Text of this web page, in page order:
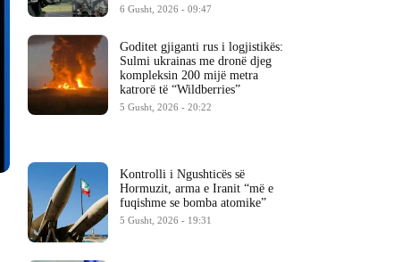
6 Gusht, 2026 - 09:47
Goditet gjiganti rus i logjistikës:
Sulmi ukrainas me dronë djeg
kompleksin 200 mijë metra
katrorë të “Wildberries”
5 Gusht, 2026 - 20:22
Kontrolli i Ngushticës së
Hormuzit, arma e Iranit “më e
fuqishme se bomba atomike”
5 Gusht, 2026 - 19:31